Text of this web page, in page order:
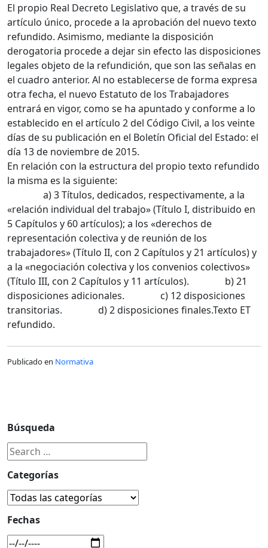
El propio Real Decreto Legislativo que, a través de su
artículo único, procede a la aprobación del nuevo texto
refundido. Asimismo, mediante la disposición
derogatoria procede a dejar sin efecto las disposiciones
legales objeto de la refundición, que son las señalas en
el cuadro anterior. Al no establecerse de forma expresa
otra fecha, el nuevo Estatuto de los Trabajadores
entrará en vigor, como se ha apuntado y conforme a lo
establecido en el artículo 2 del Código Civil, a los veinte
días de su publicación en el Boletín Oficial del Estado: el
día 13 de noviembre de 2015.
En relación con la estructura del propio texto refundido
la misma es la siguiente:
a) 3 Títulos, dedicados, respectivamente, a la
«relación individual del trabajo» (Título I, distribuido en
5 Capítulos y 60 artículos); a los «derechos de
representación colectiva y de reunión de los
trabajadores» (Título II, con 2 Capítulos y 21 artículos) y
a la «negociación colectiva y los convenios colectivos»
(Título III, con 2 Capítulos y 11 artículos). b) 21
disposiciones adicionales. c) 12 disposiciones
transitorias. d) 2 disposiciones finales.Texto ET
refundido.
Publicado en Normativa
Búsqueda
Categorías
Fechas